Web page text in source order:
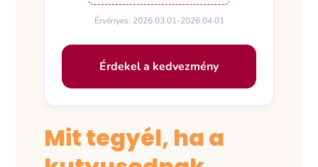
Érvényes: 2026.03.01-2026.04.01
Érdekel a kedvezmény
Mit tegyél, ha a